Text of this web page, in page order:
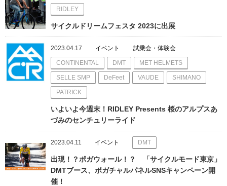
RIDLEY
サイクルドリームフェスタ 2023に出展
2023.04.17 イベント 試乗会・体験会
CONTINENTAL DMT MET HELMETS
SELLE SMP DeFeet VAUDE SHIMANO
PATRICK
いよいよ今週末！RIDLEY Presents 桜のアルプスあ
づみのセンチュリーライド
2023.04.11 イベント DMT
出現！？ポガウォール！？ 「サイクルモード東京」
DMTブース、ポガチャルパネルSNSキャンペーン開
催！